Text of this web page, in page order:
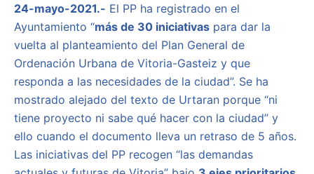
24-mayo-2021.- El PP ha registrado en el
Ayuntamiento “más de 30 iniciativas para dar la
vuelta al planteamiento del Plan General de
Ordenación Urbana de Vitoria-Gasteiz y que
responda a las necesidades de la ciudad”. Se ha
mostrado alejado del texto de Urtaran porque “ni
tiene proyecto ni sabe qué hacer con la ciudad” y
ello cuando el documento lleva un retraso de 5 años.
Las iniciativas del PP recogen “las demandas